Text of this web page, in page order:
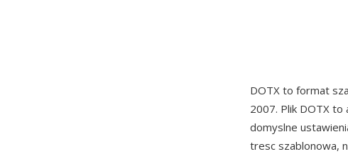
DOTX to format
2007. Plik DOTX
domyslne
tresc szablonowa,